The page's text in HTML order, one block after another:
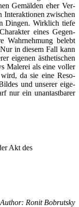
Gemäl­den eher Ver­
Inter­ak­tio­nen zwi­schen
Din­gen. Wirk­lich tie­fe
eines Gegen­
Wahr­neh­mung belebt
in die­sem Fall kann
eige­nen ästhe­ti­schen
Male­rei als eine vol­ler
wird, da sie eine Reso­
und unse­rer eige­
nur ein unan­tast­ba­rer
Akt des
Aut­hor: Ronit Bobrutsky